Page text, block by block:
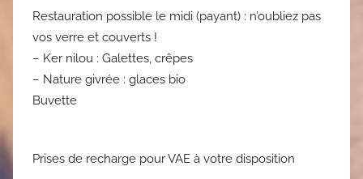
Restauration possible le midi (payant) : n’oubliez pas
vos verre et couverts !
– Ker nilou : Galettes, crêpes
– Nature givrée : glaces bio
Buvette
Prises de recharge pour VAE à votre disposition